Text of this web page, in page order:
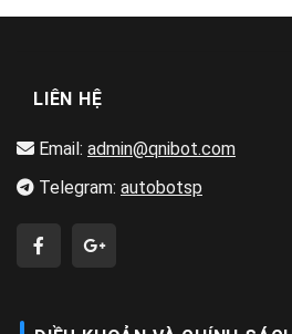
LIÊN HỆ
Email: admin@qnibot.com
Telegram: autobotsp